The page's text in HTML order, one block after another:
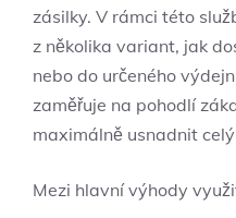
zásilky. V rámci této
z několika ‍variant, jak
nebo do určeného
zaměřuje na pohodlí
maximálně usnadnit
Mezi hlavní výhody